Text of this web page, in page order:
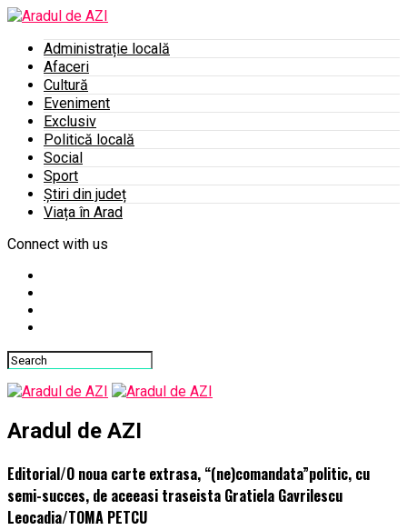
Administrație locală
Afaceri
Cultură
Eveniment
Exclusiv
Politică locală
Social
Sport
Știri din județ
Viața în Arad
Connect with us
Aradul de AZI
Editorial/O noua carte extrasa, “(ne)comandata”politic, cu
semi-succes, de aceeasi traseista Gratiela Gavrilescu
Leocadia/TOMA PETCU